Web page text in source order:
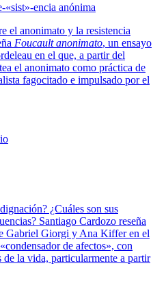
encia anónima
el anonimato y la resistencia
Foucault anonimato, un ensayo
en el que, a partir del
el anonimato como práctica de
fagocitado e impulsado por el
¿Cuáles son sus
Santiago Cardozo reseña
Gabriel Giorgi y Ana Kiffer en el
de afectos», con
la vida, particularmente a partir